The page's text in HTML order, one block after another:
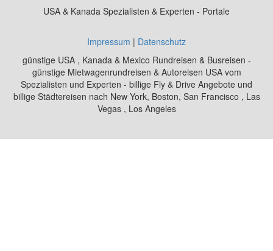
USA & Kanada Spezialisten & Experten - Portale
Impressum | Datenschutz
günstige USA , Kanada & Mexico Rundreisen & Busreisen -
günstige Mietwagenrundreisen & Autoreisen USA vom
Spezialisten und Experten - billige Fly & Drive Angebote und
billige Städtereisen nach New York, Boston, San Francisco , Las
Vegas , Los Angeles